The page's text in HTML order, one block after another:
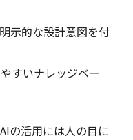
示的な設計意図を付
すいナレッジベー
の活用には人の目に